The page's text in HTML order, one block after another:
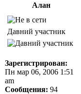
Алан
Давний участник
Зарегистрирован:
Пн мар 06, 2006 1:51
am
Сообщения: 94